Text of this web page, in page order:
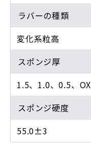
ラバーの種類
変化系粒高
スポンジ厚
1.5、1.0、0.5、OX
スポンジ硬度
55.0±3